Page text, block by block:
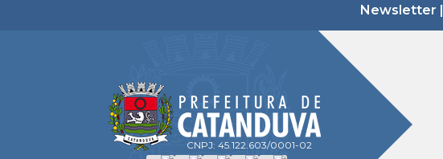
Newsletter |
CNPJ: 45.122.603/0001-02